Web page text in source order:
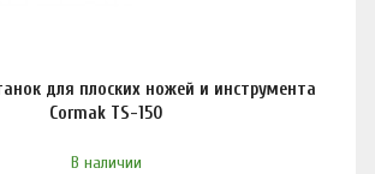
для плоских ножей и инструмента
Cormak TS-150
В наличии